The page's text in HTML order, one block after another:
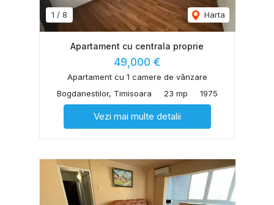
1 / 8 Harta
Apartament cu centrala proprie
49,000 €
Apartament cu 1 camere de vânzare
Bogdanestilor, Timisoara
23 mp 1975
Vezi mai multe detalii